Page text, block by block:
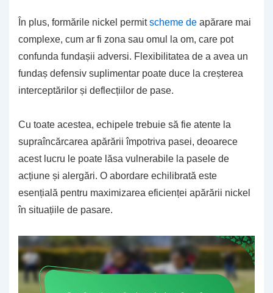
În plus, formările nickel permitscheme de apărare mai
complexe, cum ar fi zona sau omul la om, care pot
confunda fundașii adversi. Flexibilitatea de a avea un
fundaș defensiv suplimentar poate duce la creșterea
interceptărilor și deflecțiilor de pase.
Cu toate acestea, echipele trebuie să fie atente la
supraîncărcarea apărării împotriva pasei, deoarece
acest lucru le poate lăsa vulnerabile la pasele de
acțiune și alergări. O abordare echilibrată este
esențială pentru maximizarea eficienței apărării nickel
în situațiile de pasare.